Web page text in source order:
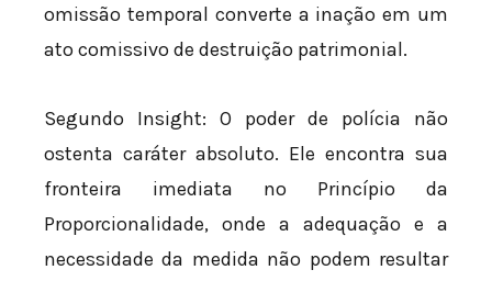
omissão temporal converte a inação em um
ato comissivo de destruição patrimonial.
Segundo Insight: O poder de polícia não
ostenta caráter absoluto. Ele encontra sua
fronteira imediata no Princípio da
Proporcionalidade, onde a adequação e a
necessidade da medida não podem resultar